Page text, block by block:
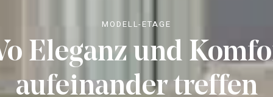
MODELL-ETAGE
Eleganz und
aufeinander treffen